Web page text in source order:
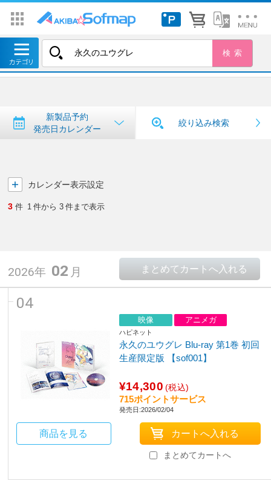
トップ ＞ 新製品予約・発売日カレンダー
新製品予約・発売日カレンダー
新製品予約
発売日カレンダー
絞り込み検索
カレンダー表示設定
3 件 1 件から 3 件まで表示
2026年 02 月
04
映像 アニメガ
ハピネット
永久のユウグレ Blu-ray 第1巻 初回
生産限定版 【sof001】
¥14,300 (税込)
715ポイントサービス
発売日:2026/02/04
商品を見る
まとめてカートへ